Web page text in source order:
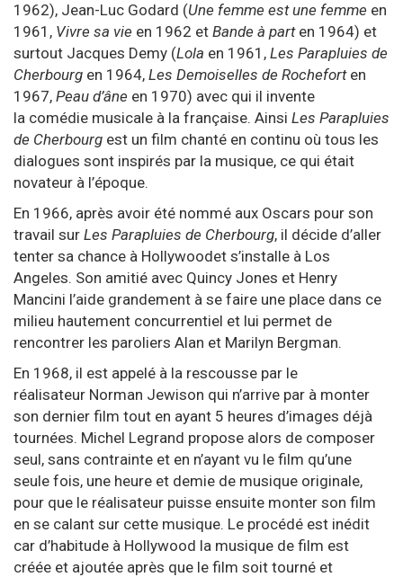
1962), Jean-Luc Godard (Une femme est une femme en
1961, Vivre sa vie en 1962 et Bande à parten 1964) et
surtout Jacques Demy (Lola en 1961, Les Parapluies de
Cherbourg en 1964, Les Demoiselles de Rocheforten
1967, Peau d’âne en 1970) avec qui il invente
la comédie musicale à la française. Ainsi Les Parapluies
de Cherbourg est un film chanté en continu où tous les
dialogues sont inspirés par la musique, ce qui était
novateur à l’époque.
En 1966, après avoir été nommé aux Oscars pour son
travail sur Les Parapluies de Cherbourg, il décide d’aller
tenter sa chance à Hollywoodet s’installe à Los
Angeles. Son amitié avec Quincy Jones et Henry
Mancini l’aide grandement à se faire une place dans ce
milieu hautement concurrentiel et lui permet de
rencontrer les paroliers Alan et Marilyn Bergman.
En 1968, il est appelé à la rescousse par le
réalisateur Norman Jewison qui n’arrive par à monter
son dernier film tout en ayant 5 heures d’images déjà
tournées. Michel Legrand propose alors de composer
seul, sans contrainte et en n’ayant vu le film qu’une
seule fois, une heure et demie de musique originale,
pour que le réalisateur puisse ensuite monter son film
en se calant sur cette musique. Le procédé est inédit
car d’habitude à Hollywood la musique de film est
créée et ajoutée après que le film soit tourné et